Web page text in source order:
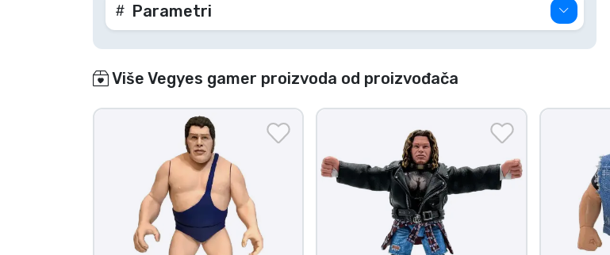
Parametri
Više Vegyes gamer proizvoda od proizvođača